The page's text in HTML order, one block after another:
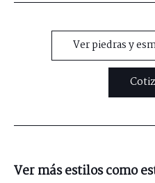
Ver piedras y
Ver más estilos como